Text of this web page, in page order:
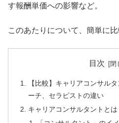
す報酬単価への影響など。
このあたりについて、簡単に
目次
【比較】キャリアコンサル
ーチ、セラピストの違い
キャリアコンサルタントとは